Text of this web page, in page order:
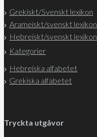
Grekiskt/Svenskt lexikon
Arameiskt/svenskt lexikon
Hebreiskt/svenskt lexikon
Kategorier
Hebreiska alfabetet
Grekiska alfabetet
Tryckta utgåvor